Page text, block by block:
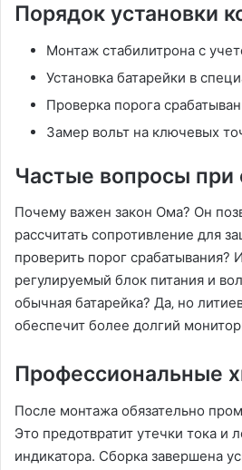
Порядок установки
Монтаж стабилитрона с
Установка батарейки в
Проверка порога
Замер вольт на ключевых
Частые вопросы при
Почему важен закон Ома? Он
рассчитать сопротивление для
проверить порог срабатывания?
регулируемый блок питания и
обычная батарейка? Да‚ но
обеспечит более долгий
Профессиональные
После монтажа обязательно
Это предотвратит утечки тока и
индикатора. Сборка завершена